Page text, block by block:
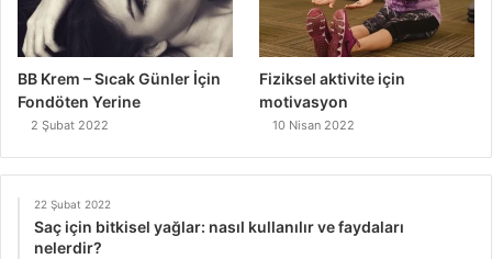
BB Krem – Sıcak Günler İçin
Fondöten Yerine
2 Şubat 2022
Fiziksel aktivite için
motivasyon
10 Nisan 2022
22 Şubat 2022
Saç için bitkisel yağlar: nasıl kullanılır ve faydaları
nelerdir?